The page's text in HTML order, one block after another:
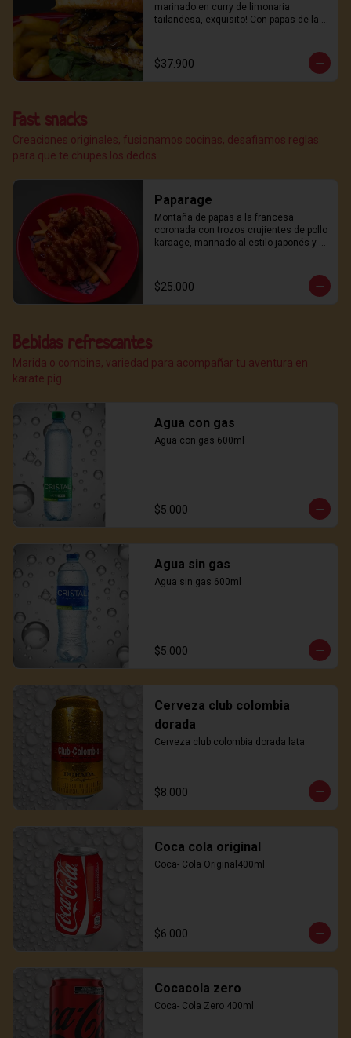
de lo delicioso. ¿listo para el placer de
los sabores intensos?  Con papas de la
marinado en curry de limonaria
tailandesa, exquisito! Con papas de la
$37.900
Fast snacks
Creaciones originales, fusionamos cocinas, desafiamos reglas
para que te chupes los dedos
Paparage
Montaña de papas a la francesa
coronada con trozos crujientes de pollo
karaage, marinado al estilo japonés y
un toque de furikake casero para el
golpe final de umami.
$25.000
Bebidas refrescantes
Marida o combina, variedad para acompañar tu aventura en
karate pig
Agua con gas
Agua con gas 600ml
$5.000
Agua sin gas
Agua sin gas 600ml
$5.000
Cerveza club colombia
dorada
Cerveza club colombia dorada lata
$8.000
Coca cola original
Coca- Cola Original400ml
$6.000
Cocacola zero
Coca- Cola Zero 400ml